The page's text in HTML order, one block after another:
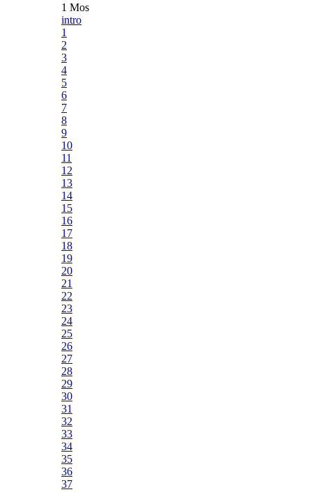
1 Mos
intro
1
2
3
4
5
6
7
8
9
10
11
12
13
14
15
16
17
18
19
20
21
22
23
24
25
26
27
28
29
30
31
32
33
34
35
36
37